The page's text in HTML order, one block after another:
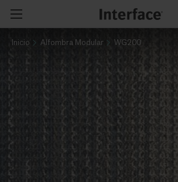
Inicio Alfombra Modular WG200